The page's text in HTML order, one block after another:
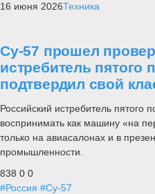
16 июня 2026Техника
Су-57 прошел
истребитель пятого
подтвердил свой
Российский истребитель пятого
воспринимать как машину «на
только на авиасалонах и в
промышленности.
838 0 0
#Россия #Су-57